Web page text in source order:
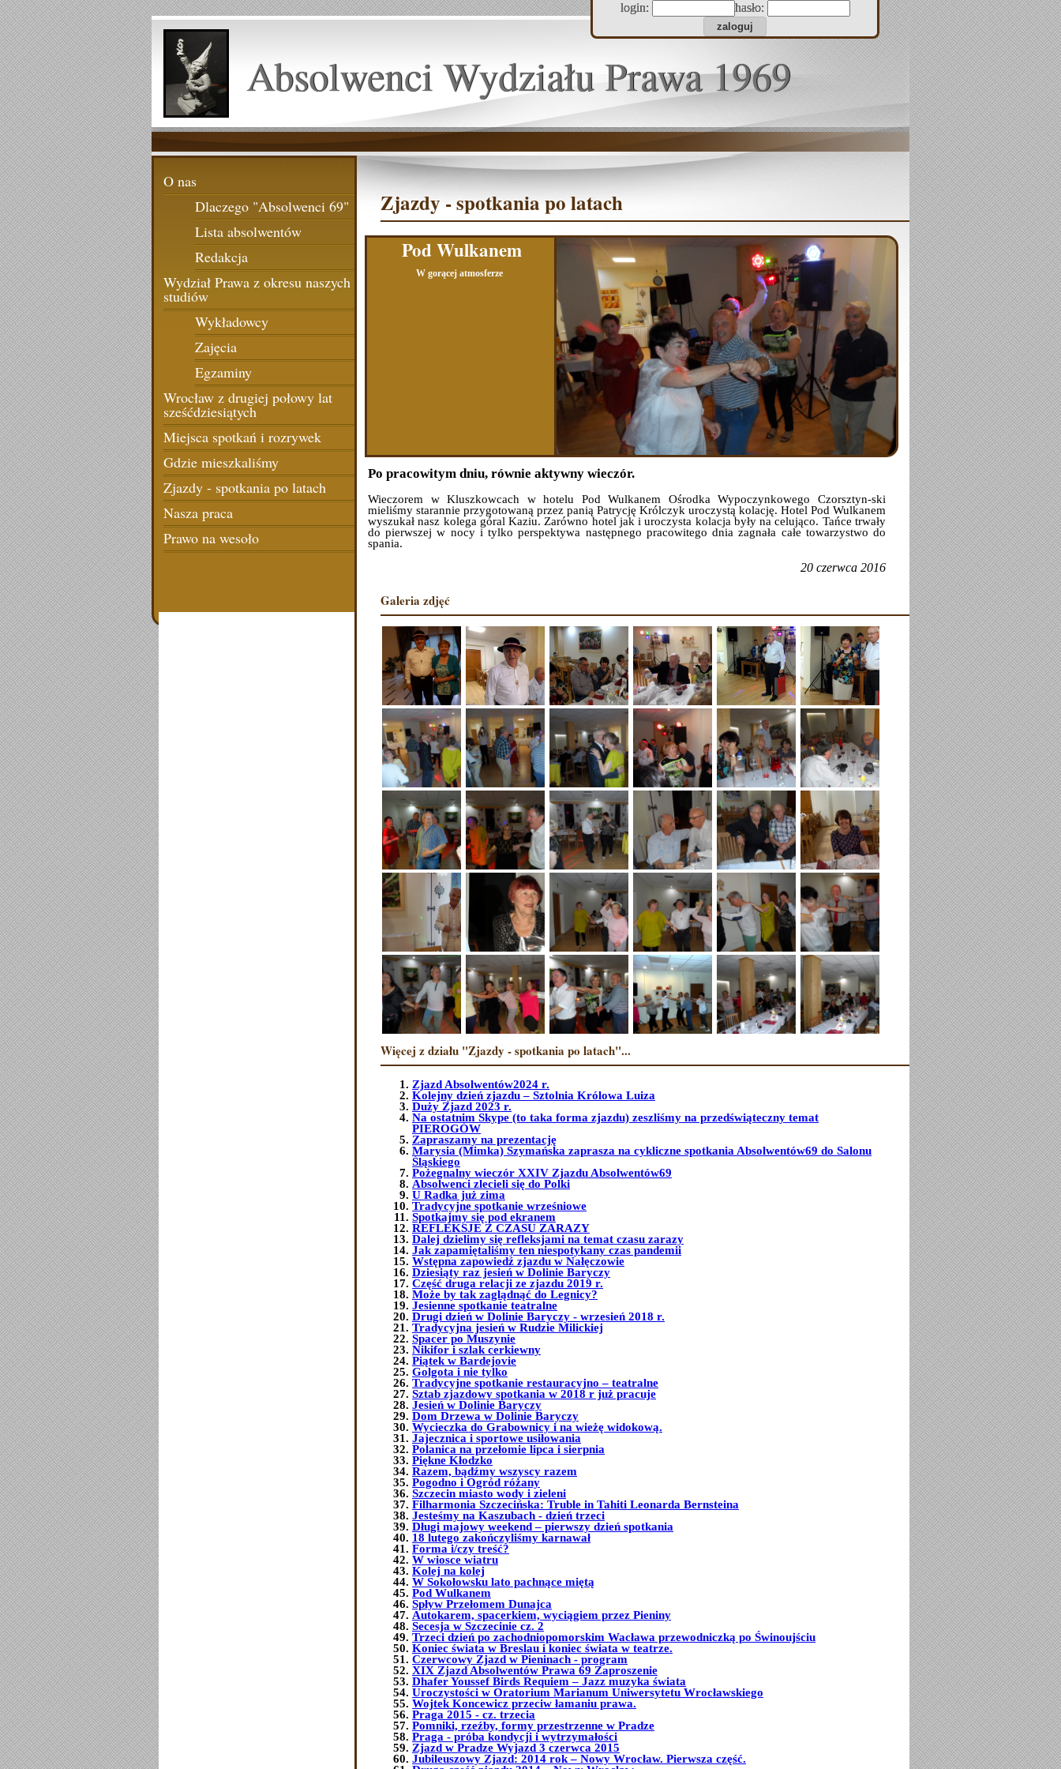
login: hasło:
Absolwenci Wydziału Prawa 1969
O nas
Dlaczego "Absolwenci 69"
Lista absolwentów
Redakcja
Wydział Prawa z okresu naszych
studiów
Wykładowcy
Zajęcia
Egzaminy
Wrocław z drugiej połowy lat
sześćdziesiątych
Miejsca spotkań i rozrywek
Gdzie mieszkaliśmy
Zjazdy - spotkania po latach
Nasza praca
Prawo na wesoło
Zjazdy - spotkania po latach
Pod Wulkanem
W gorącej atmosferze
Po pracowitym dniu, równie aktywny wieczór.
Wieczorem w Kluszkowcach w hotelu Pod Wulkanem Ośrodka Wypoczynkowego Czorsztyn-ski
mieliśmy starannie przygotowaną przez panią Patrycję Królczyk uroczystą kolację. Hotel Pod Wulkanem
wyszukał nasz kolega góral Kaziu. Zarówno hotel jak i uroczysta kolacja były na celująco. Tańce trwały
do pierwszej w nocy i tylko perspektywa następnego pracowitego dnia zagnała całe towarzystwo do
spania.
20 czerwca 2016
Galeria zdjęć
Więcej z działu "Zjazdy - spotkania po latach"...
Zjazd Absolwentów2024 r.
Kolejny dzień zjazdu – Sztolnia Królowa Luiza
Duży Zjazd 2023 r.
Na ostatnim Skype (to taka forma zjazdu) zeszliśmy na przedświąteczny temat
PIEROGÓW
Zapraszamy na prezentację
Marysia (Mimka) Szymańska zaprasza na cykliczne spotkania Absolwentów69 do Salonu
Śląskiego
Pożegnalny wieczór XXIV Zjazdu Absolwentów69
Absolwenci zlecieli się do Polki
U Radka już zima
Tradycyjne spotkanie wrześniowe
Spotkajmy się pod ekranem
REFLEKSJE Z CZASU ZARAZY
Dalej dzielimy się refleksjami na temat czasu zarazy
Jak zapamiętaliśmy ten niespotykany czas pandemii
Wstępna zapowiedź zjazdu w Nałęczowie
Dziesiąty raz jesień w Dolinie Baryczy
Część druga relacji ze zjazdu 2019 r.
Może by tak zaglądnąć do Legnicy?
Jesienne spotkanie teatralne
Drugi dzień w Dolinie Baryczy - wrzesień 2018 r.
Tradycyjna jesień w Rudzie Milickiej
Spacer po Muszynie
Nikifor i szlak cerkiewny
Piątek w Bardejovie
Golgota i nie tylko
Tradycyjne spotkanie restauracyjno – teatralne
Sztab zjazdowy spotkania w 2018 r już pracuje
Jesień w Dolinie Baryczy
Dom Drzewa w Dolinie Baryczy
Wycieczka do Grabownicy i na wieżę widokową.
Jajecznica i sportowe usiłowania
Polanica na przełomie lipca i sierpnia
Piękne Kłodzko
Razem, bądźmy wszyscy razem
Pogodno i Ogród różany
Szczecin miasto wody i zieleni
Filharmonia Szczecińska: Truble in Tahiti Leonarda Bernsteina
Jesteśmy na Kaszubach - dzień trzeci
Długi majowy weekend – pierwszy dzień spotkania
18 lutego zakończyliśmy karnawał
Forma i/czy treść?
W wiosce wiatru
Kolej na kolej
W Sokołowsku lato pachnące miętą
Pod Wulkanem
Spływ Przełomem Dunajca
Autokarem, spacerkiem, wyciągiem przez Pieniny
Secesja w Szczecinie cz. 2
Trzeci dzień po zachodniopomorskim Wacława przewodniczką po Świnoujściu
Koniec świata w Breslau i koniec świata w teatrze.
Czerwcowy Zjazd w Pieninach - program
XIX Zjazd Absolwentów Prawa 69 Zaproszenie
Dhafer Youssef Birds Requiem – Jazz muzyka świata
Uroczystości w Oratorium Marianum Uniwersytetu Wrocławskiego
Wojtek Koncewicz przeciw łamaniu prawa.
Praga 2015 - cz. trzecia
Pomniki, rzeźby, formy przestrzenne w Pradze
Praga - próba kondycji i wytrzymałości
Zjazd w Pradze Wyjazd 3 czerwca 2015
Jubileuszowy Zjazd: 2014 rok – Nowy Wrocław. Pierwsza część.